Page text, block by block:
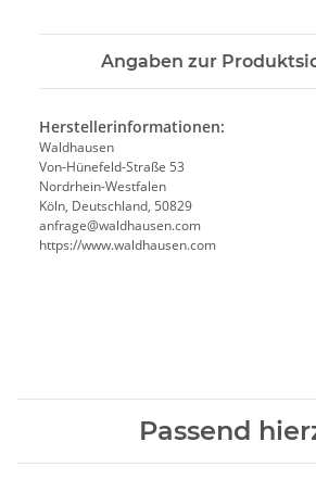
Angaben zur
Herstellerinformationen:
Waldhausen
Von-Hünefeld-Straße 53
Nordrhein-Westfalen
Köln, Deutschland, 50829
anfrage@waldhausen.com
https://www.waldhausen.com
Passend